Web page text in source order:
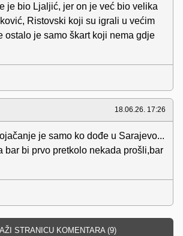
je bio Ljaljić, jer on je već bio velika
Ristovski koji su igrali u većim
ostalo je samo škart koji nema gdje
18.06.26. 17:26
je samo ko dođe u Sarajevo...
bar bi prvo pretkolo nekada prošli,bar
STRANICU KOMENTARA (9)